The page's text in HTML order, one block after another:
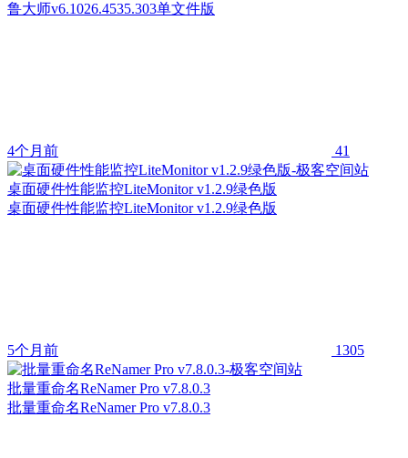
鲁大师v6.1026.4535.303单文件版
4个月前 41
桌面硬件性能监控LiteMonitor v1.2.9绿色版
桌面硬件性能监控LiteMonitor v1.2.9绿色版
5个月前 1305
批量重命名ReNamer Pro v7.8.0.3
批量重命名ReNamer Pro v7.8.0.3